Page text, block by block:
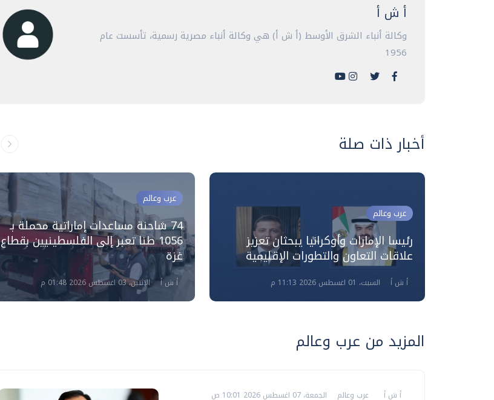
أ ش أ
وكالة أنباء الشرق الأوسط (أ ش أ) هي وكالة أنباء مصرية رسمية، تأسست عام
1956
أخبار ذات صلة
عرب وعالم
74 شاحنة مساعدات إماراتية محملة بـ
1056 طنا تعبر إلى الفلسطينيين بقطاع
غزة
أ ش أ الإثنين، 03 اغسطس 2026 01:48 م
عرب وعالم
رئيسا الإمارات وأوكرانيا يبحثان تعزيز
علاقات التعاون والتطورات الإقليمية
أ ش أ السبت، 01 اغسطس 2026 11:13 م
المزيد من عرب وعالم
أ ش أ عرب وعالم الجمعة، 07 اغسطس 2026 10:01 ص